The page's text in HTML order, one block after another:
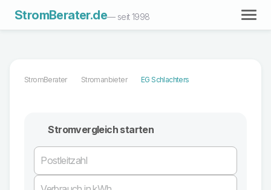
StromBerater.de— seit 1998
StromBerater Stromanbieter EG Schlachters
Stromvergleich starten